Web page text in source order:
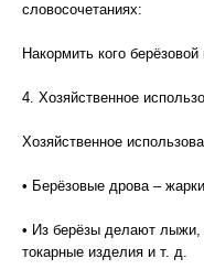
словосочетаниях:
Накормить кого
4. Хозяйственное
Хозяйственное
• Берёзовые дрова –
• Из берёзы делают
токарные изделия и т. д.